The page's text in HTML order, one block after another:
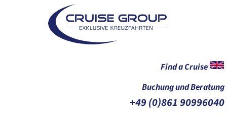
Find a Cruise
Buchung und Beratung
+49 (0)861 90996040